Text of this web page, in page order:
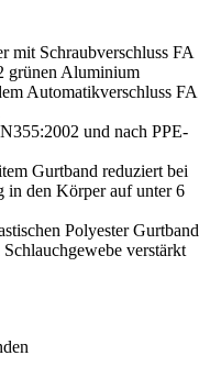
mit Schraubverschluss FA
grünen Aluminium
Automatikverschluss FA
und nach PPE-
Gurtband reduziert bei
in den Körper auf unter 6
Polyester Gurtband
verstärkt